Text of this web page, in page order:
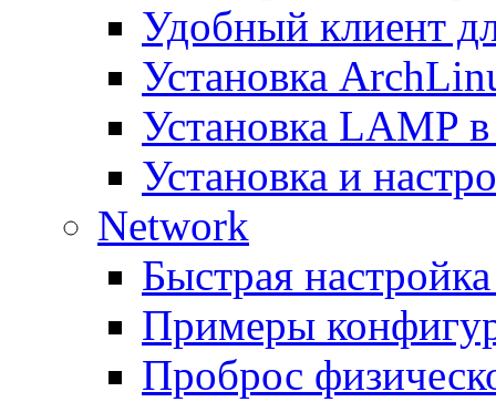
Удобный клиент
Установка
Установка LAMP
Установка и
Network
Быстрая
Примеры
Проброс